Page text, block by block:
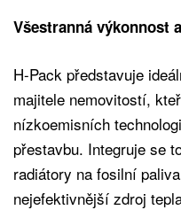
Všestranná výkonnost
H-Pack představuje
majitele nemovitostí,
nízkoemisních
přestavbu. Integruje se
radiátory na fosilní
nejefektivnější zdroj